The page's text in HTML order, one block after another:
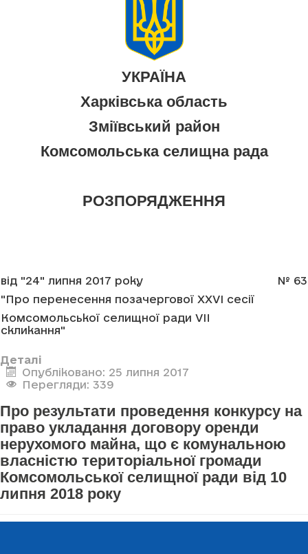
УКРАЇНА
Харківська область
Зміївський район
Комсомольська селищна рада
РОЗПОРЯДЖЕННЯ
від "24" липня 2017 року
"Про перенесення позачергової XXVI сесії
Комсомольської селищної ради VII
скликання"
№ 63
Деталі
Опубліковано: 25 липня 2017
Перегляди: 339
Про результати проведення конкурсу на
право укладання договору оренди
нерухомого майна, що є комунальною
власністю територіальної громади
Комсомольської селищної ради від 10
липня 2018 року